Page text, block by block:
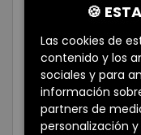
🍪
Las cookies de
contenido y los
sociales y para
información
partners de
personalización